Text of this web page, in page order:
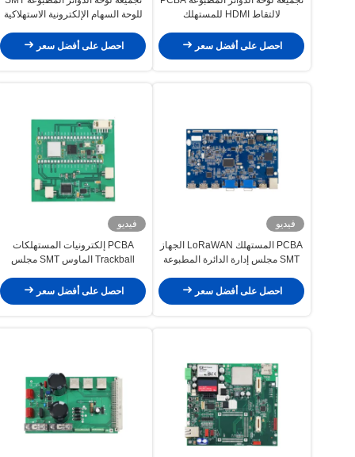
لالتقاط HDMI للمستهلك
احصل على أفضل سعر
للوحة السهام الإلكترونية الاستهلاكية
احصل على أفضل سعر
فيديو
PCBA المستهلك LoRaWAN الجهاز
SMT مجلس إدارة الدائرة المطبوعة
احصل على أفضل سعر
فيديو
PCBA إلكترونيات المستهلكات
Trackball الماوس SMT مجلس
احصل على أفضل سعر